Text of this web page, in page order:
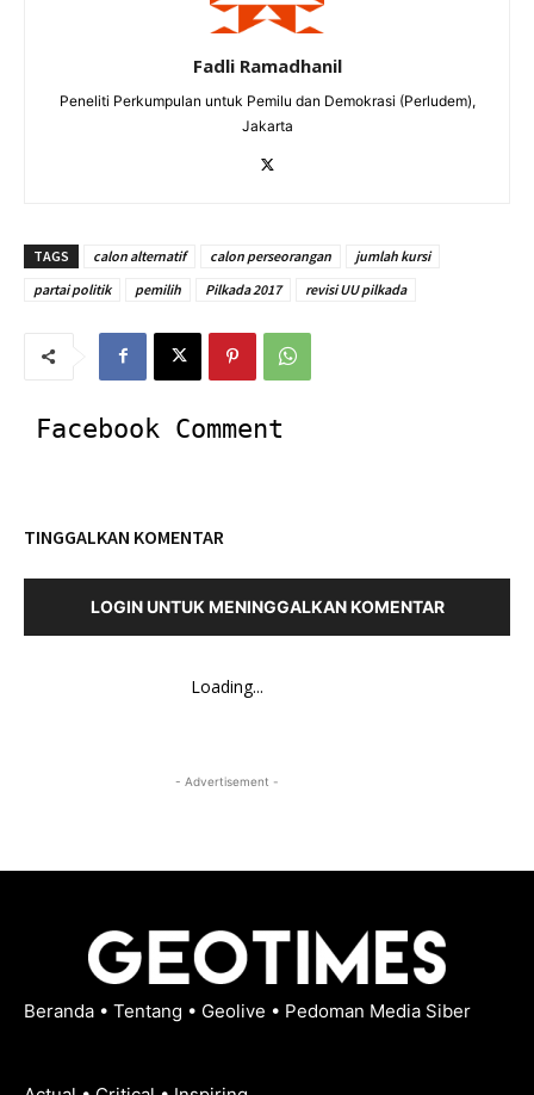
Fadli Ramadhanil
Peneliti Perkumpulan untuk Pemilu dan Demokrasi (Perludem),
Jakarta
TAGS calon alternatif calon perseorangan
jumlah kursi
partai politik
pemilih Pilkada 2017 revisi UU pilkada
Facebook Comment
TINGGALKAN KOMENTAR
LOGIN UNTUK MENINGGALKAN KOMENTAR
Loading...
- Advertisement -
Beranda • Tentang • Geolive • Pedoman Media Siber